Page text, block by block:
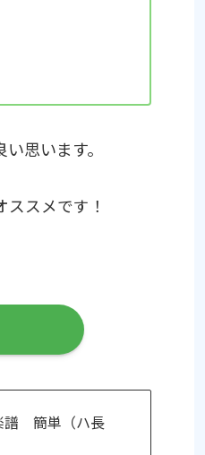
思います。
スメです！
譜 簡単（ハ長